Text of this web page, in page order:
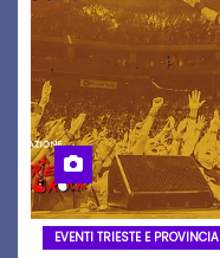
EVENTI TRIESTE E PROVINCIA